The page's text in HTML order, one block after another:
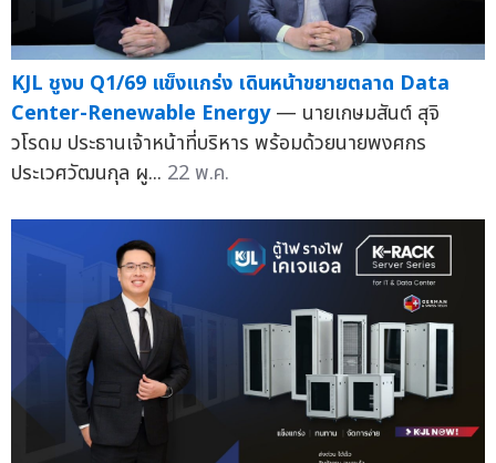
KJL ชูงบ Q1/69 แข็งแกร่ง เดินหน้าขยายตลาด Data
Center-Renewable Energy — นายเกษมสันต์ สุจิ
วโรดม ประธานเจ้าหน้าที่บริหาร พร้อมด้วยนายพงศกร
ประเวศวัฒนกุล ผู... 22 พ.ค.